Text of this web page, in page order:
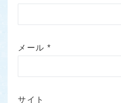
メール*
サイト